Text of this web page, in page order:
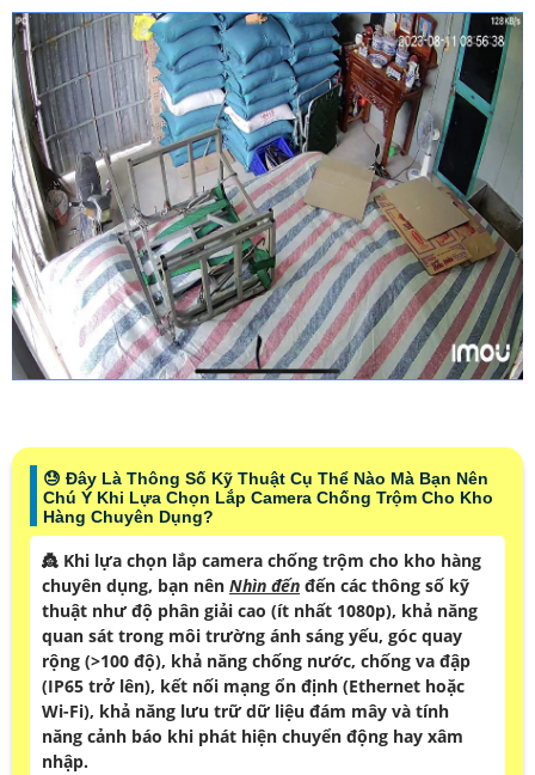
😓 Đây Là Thông Số Kỹ Thuật Cụ Thể Nào Mà Bạn Nên